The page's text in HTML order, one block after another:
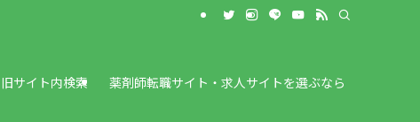
旧サイト内検索 薬剤師転職サイト・求人サイトを選ぶなら